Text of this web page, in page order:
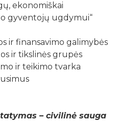
ekonomiškai
gyventojų ugdymui“
ir finansavimo galimybės
ir tikslinės grupės
ir teikimo tvarka
– civilinė sauga